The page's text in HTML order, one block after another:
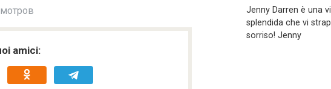
amici:
Jenny Darren è una
splendida che vi
sorriso! Jenny